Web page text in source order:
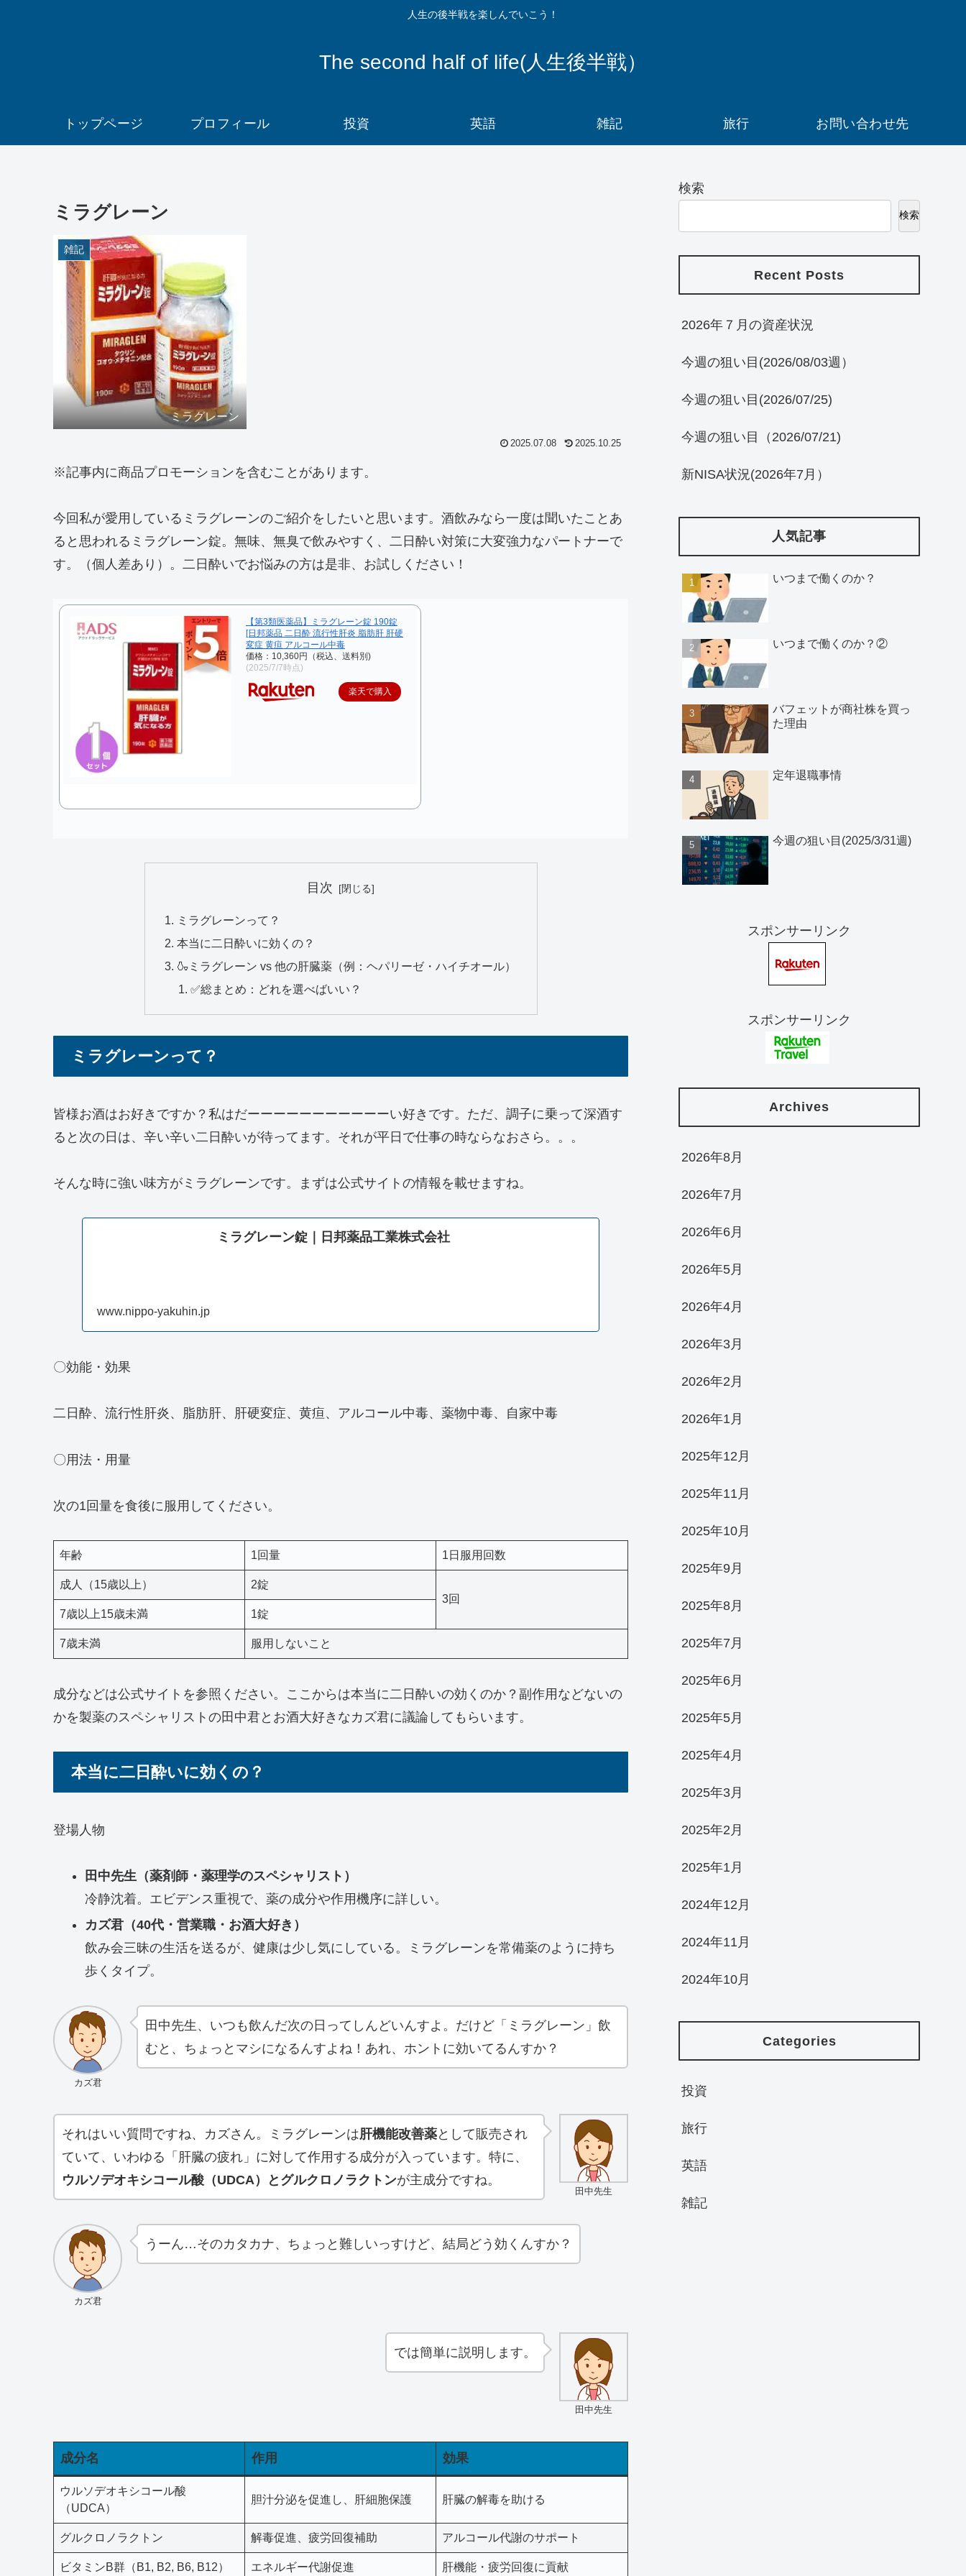
人生の後半戦を楽しんでいこう！
The second half of life(人生後半戦）
トップページ プロフィール 投資 英語 雑記 旅行 お問い合わせ先
ミラグレーン
雑記
ミラグレーン
2025.07.08 2025.10.25
※記事内に商品プロモーションを含むことがあります。
今回私が愛用しているミラグレーンのご紹介をしたいと思います。酒飲みなら一度は聞いたことあ
ると思われるミラグレーン錠。無味、無臭で飲みやすく、二日酔い対策に大変強力なパートナーで
す。（個人差あり）。二日酔いでお悩みの方は是非、お試しください！
【第3類医薬品】ミラグレーン錠 190錠
[日邦薬品 二日酔 流行性肝炎 脂肪肝 肝硬
変症 黄疸 アルコール中毒
価格：10,360円（税込、送料別)
(2025/7/7時点)
楽天で購入
目次
ミラグレーンって？
本当に二日酔いに効くの？
🍶ミラグレーン vs 他の肝臓薬（例：ヘパリーゼ・ハイチオール）
✅総まとめ：どれを選べばいい？
ミラグレーンって？
皆様お酒はお好きですか？私はだーーーーーーーーーーーい好きです。ただ、調子に乗って深酒す
ると次の日は、辛い辛い二日酔いが待ってます。それが平日で仕事の時ならなおさら。。。
そんな時に強い味方がミラグレーンです。まずは公式サイトの情報を載せますね。
ミラグレーン錠｜日邦薬品工業株式会社
www.nippo-yakuhin.jp
〇効能・効果
二日酔、流行性肝炎、脂肪肝、肝硬変症、黄疸、アルコール中毒、薬物中毒、自家中毒
〇用法・用量
次の1回量を食後に服用してください。
年齢 1回量 1日服用回数
成人（15歳以上）
2錠
3回
7歳以上15歳未満
1錠
7歳未満 服用しないこと
成分などは公式サイトを参照ください。ここからは本当に二日酔いの効くのか？副作用などないの
かを製薬のスペシャリストの田中君とお酒大好きなカズ君に議論してもらいます。
本当に二日酔いに効くの？
登場人物
田中先生（薬剤師・薬理学のスペシャリスト）
冷静沈着。エビデンス重視で、薬の成分や作用機序に詳しい。
カズ君（40代・営業職・お酒大好き）
飲み会三昧の生活を送るが、健康は少し気にしている。ミラグレーンを常備薬のように持ち
歩くタイプ。
カズ君
田中先生、いつも飲んだ次の日ってしんどいんすよ。だけど「ミラグレーン」飲
むと、ちょっとマシになるんすよね！あれ、ホントに効いてるんすか？
田中先生
それはいい質問ですね、カズさん。ミラグレーンは肝機能改善薬として販売され
ていて、いわゆる「肝臓の疲れ」に対して作用する成分が入っています。特に、
ウルソデオキシコール酸（UDCA）
と グルクロノラクトンが主成分ですね。
カズ君
うーん…そのカタカナ、ちょっと難しいっすけど、結局どう効くんすか？
田中先生
では簡単に説明します。
成分名 作用 効果
ウルソデオキシコール酸
（UDCA）
胆汁分泌を促進し、肝細胞保護 肝臓の解毒を助ける
グルクロノラクトン 解毒促進、疲労回復補助 アルコール代謝のサポート
ビタミンB群（B1, B2, B6, B12） エネルギー代謝促進 肝機能・疲労回復に貢献
検索
検索
Recent Posts
2026年７月の資産状況
今週の狙い目(2026/08/03週）
今週の狙い目(2026/07/25)
今週の狙い目（2026/07/21)
新NISA状況(2026年7月）
人気記事
いつまで働くのか？
いつまで働くのか？②
バフェットが商社株を買っ
た理由
定年退職事情
今週の狙い目(2025/3/31週)
スポンサーリンク
スポンサーリンク
Archives
2026年8月
2026年7月
2026年6月
2026年5月
2026年4月
2026年3月
2026年2月
2026年1月
2025年12月
2025年11月
2025年10月
2025年9月
2025年8月
2025年7月
2025年6月
2025年5月
2025年4月
2025年3月
2025年2月
2025年1月
2024年12月
2024年11月
2024年10月
Categories
投資
旅行
英語
雑記